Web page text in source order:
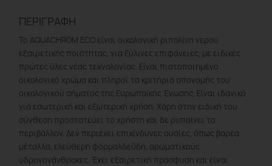
ΠΕΡΙΓΡΑΦΉ
Το AQUACHROM ECO είναι οικολογική ριπολίνη νερού
εξαιρετικής ποιότητας, για ξύλινες επιφάνειες, με ειδικές
πρώτες ύλες νέας τεχνολογίας. Είναι πιστοποιημένο
οικολογικό χρώμα και πληροί τα κριτήρια απονομής του
οικολογικού σήματος της Ευρωπαϊκής Ένωσης. Είναι ιδανικό
για εσωτερική και εξωτερική χρήση. Χάρη στην ειδική του
σύνθεση προστατεύει το χρήστη και δε ρυπαίνει το
περιβάλλον. Δεν περιέχει επικίνδυνες ουσίες, όπως βαρέα
μέταλλα, ελεύθερη φορμαλδεΰδη, αρωματικούς
υδρογονάνθρακες. Έχει εξαιρετική πρόσφυση και είναι